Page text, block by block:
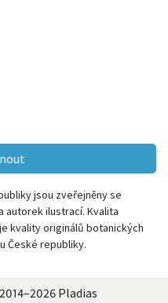
jsou zveřejněny se
autorek ilustrací. Kvalita
kvality originálů botanických
České republiky.
Pladias